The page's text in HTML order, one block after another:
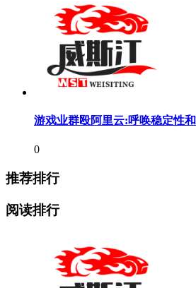
游戏业群殴阿里云:呼唤稳定性
0
推荐排行
阅读排行